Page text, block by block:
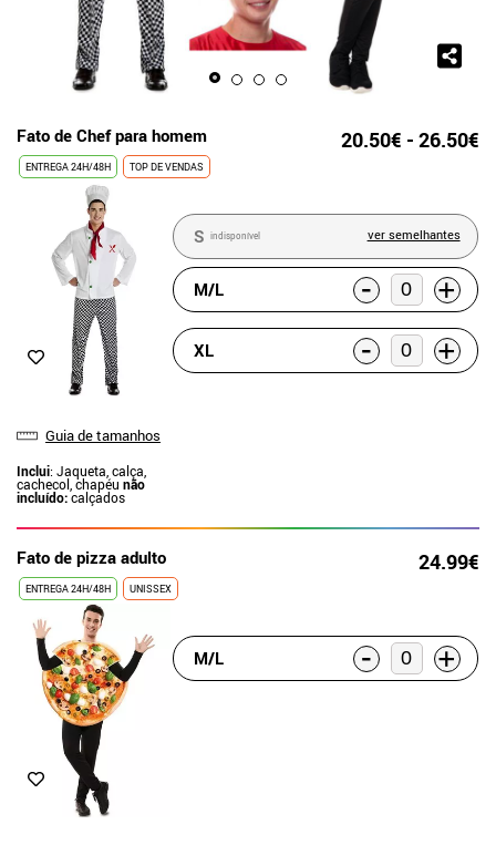
Fato de Chef para homem 20.50€ - 26.50€
ENTREGA 24H/48H TOP DE VENDAS
Guia de tamanhos
Inclui: Jaqueta, calça,
cachecol, chapéu não
incluído:calçados
S indisponível ver semelhantes
M/L - +
XL - +
Fato de pizza adulto 24.99€
ENTREGA 24H/48H UNISSEX
M/L - +